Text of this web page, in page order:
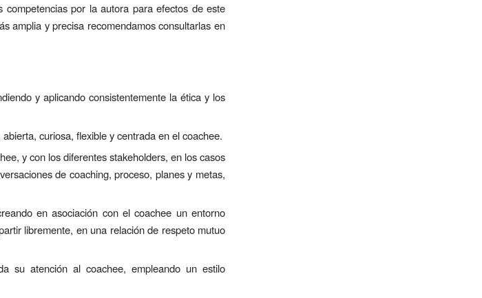
por la autora para efectos de este
amplia y precisa recomendamos consultarlas en
y aplicando consistentemente la ética y los
curiosa, flexible y centrada en el coachee.
y con los diferentes stakeholders, en los casos
de coaching, proceso, planes y metas,
en asociación con el coachee un entorno
libremente, en una relación de respeto mutuo
su atención al coachee, empleando un estilo